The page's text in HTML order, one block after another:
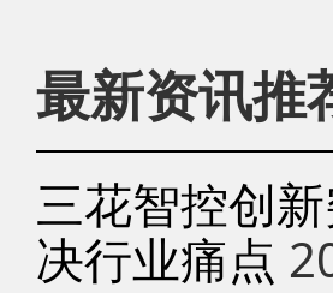
最新资讯推
三花智控创
决行业痛点